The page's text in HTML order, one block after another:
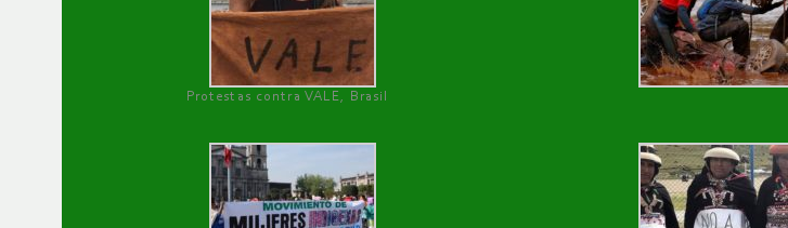
Protestas contra VALE, Brasil